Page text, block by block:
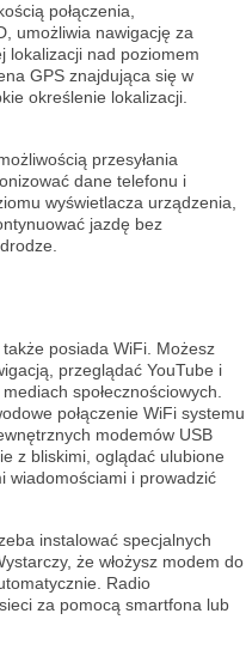
połączenia,
umożliwia nawigację za
lokalizacji nad poziomem
GPS znajdująca się w
określenie lokalizacji.
przesyłania
dane telefonu i
wyświetlacza urządzenia,
jazdę bez
posiada WiFi. Możesz
przeglądać YouTube i
społecznościowych.
połączenie WiFi systemu
modemów USB
z bliskimi, oglądać ulubione
wiadomościami i prowadzić
instalować specjalnych
że włożysz modem do
Radio
za pomocą smartfona lub